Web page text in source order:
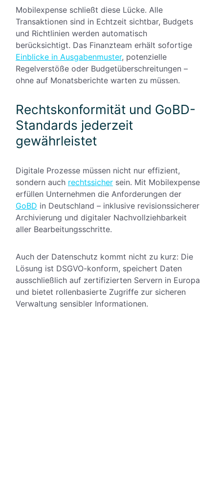
Mobilexpense schließt diese Lücke. Alle
Transaktionen sind in Echtzeit sichtbar, Budgets
und Richtlinien werden automatisch
berücksichtigt. Das Finanzteam erhält sofortige
Einblicke in Ausgabenmuster, potenzielle
Regelverstöße oder Budgetüberschreitungen –
ohne auf Monatsberichte warten zu müssen.
Rechtskonformität und GoBD-
Standards jederzeit
gewährleistet
Digitale Prozesse müssen nicht nur effizient,
sondern auch rechtssicher sein. Mit Mobilexpense
erfüllen Unternehmen die Anforderungen der
GoBD in Deutschland – inklusive revisionssicherer
Archivierung und digitaler Nachvollziehbarkeit
aller Bearbeitungsschritte.
Auch der Datenschutz kommt nicht zu kurz: Die
Lösung ist DSGVO-konform, speichert Daten
ausschließlich auf zertifizierten Servern in Europa
und bietet rollenbasierte Zugriffe zur sicheren
Verwaltung sensibler Informationen.